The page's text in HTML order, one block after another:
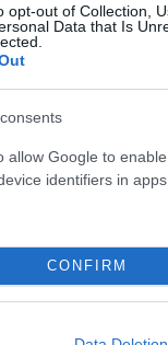
opt-out of Collection,
Data that Is
allow Google to
identifiers in apps.
CONFIRM
του
NATO.
Flash.grστην